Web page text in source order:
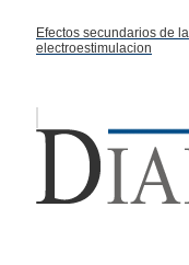
Efectos secundarios de la
electroestimulacion